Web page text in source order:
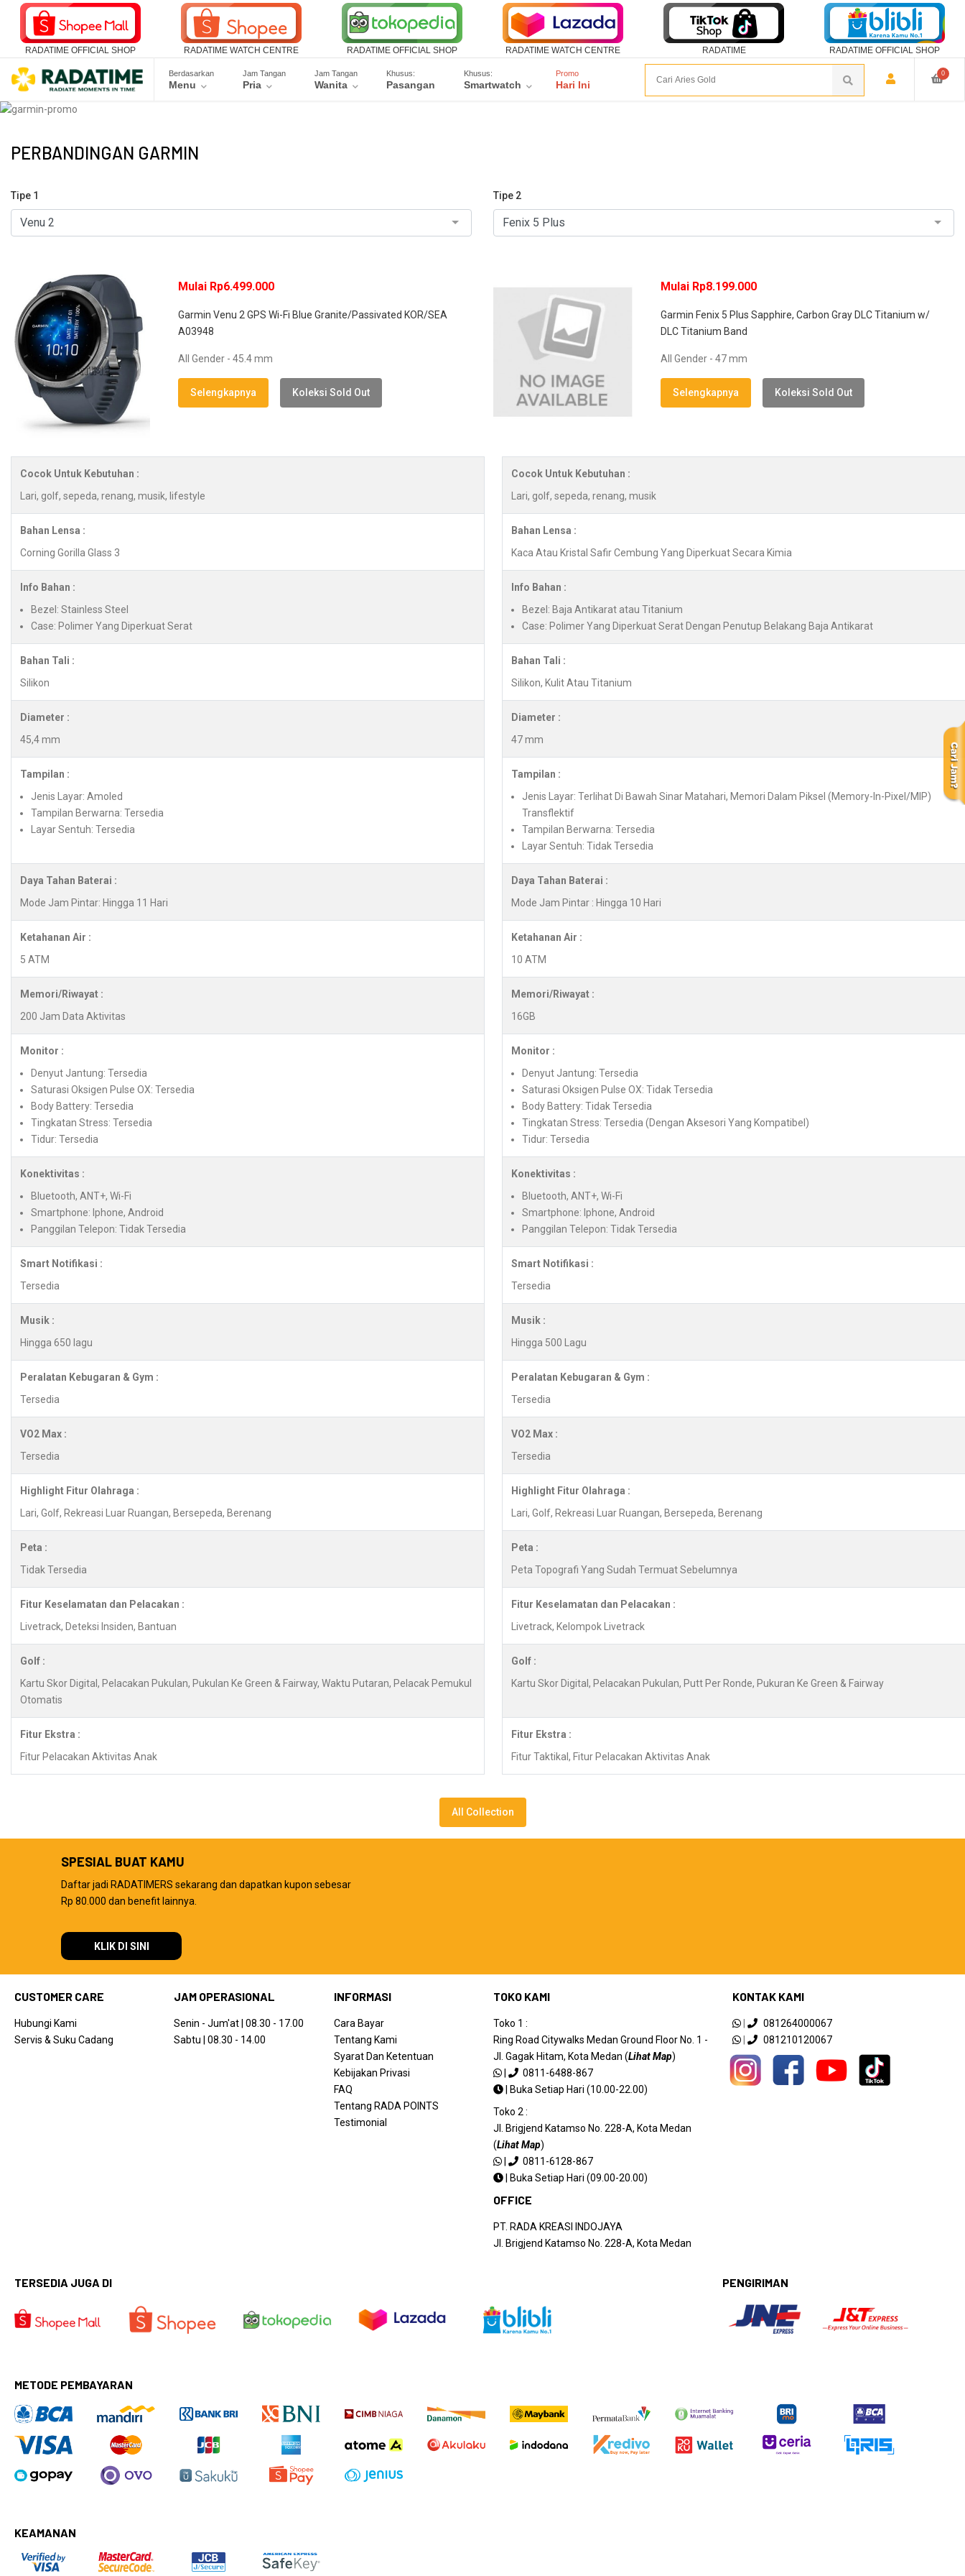
RADATIME OFFICIAL SHOP RADATIME WATCH CENTRE RADATIME OFFICIAL SHOP RADATIME WATCH CENTRE RADATIME RADATIME OFFICIAL SHOP
Berdasarkan
Menu
Jam Tangan
Pria
Jam Tangan
Wanita
Khusus:
Pasangan
Khusus:
Smartwatch
Promo
Hari Ini
0
PERBANDINGAN GARMIN
Tipe 1 Tipe 2
Mulai Rp6.499.000
Garmin Venu 2 GPS Wi-Fi Blue Granite/Passivated KOR/SEA
A03948
All Gender - 45.4 mm
Selengkapnya Koleksi Sold Out
Mulai Rp8.199.000
Garmin Fenix 5 Plus Sapphire, Carbon Gray DLC Titanium w/
DLC Titanium Band
All Gender - 47 mm
Selengkapnya Koleksi Sold Out
Cocok Untuk Kebutuhan :
Lari, golf, sepeda, renang, musik, lifestyle
Cocok Untuk Kebutuhan :
Lari, golf, sepeda, renang, musik
Bahan Lensa :
Corning Gorilla Glass 3
Bahan Lensa :
Kaca Atau Kristal Safir Cembung Yang Diperkuat Secara Kimia
Info Bahan :
Bezel: Stainless Steel
Case: Polimer Yang Diperkuat Serat
Info Bahan :
Bezel: Baja Antikarat atau Titanium
Case: Polimer Yang Diperkuat Serat Dengan Penutup Belakang Baja Antikarat
Bahan Tali :
Silikon
Bahan Tali :
Silikon, Kulit Atau Titanium
Diameter :
45,4 mm
Diameter :
47 mm
Tampilan :
Jenis Layar: Amoled
Tampilan Berwarna: Tersedia
Layar Sentuh: Tersedia
Tampilan :
Jenis Layar: Terlihat Di Bawah Sinar Matahari, Memori Dalam Piksel (Memory-In-Pixel/MIP)
Transflektif
Tampilan Berwarna: Tersedia
Layar Sentuh: Tidak Tersedia
Daya Tahan Baterai :
Mode Jam Pintar: Hingga 11 Hari
Daya Tahan Baterai :
Mode Jam Pintar : Hingga 10 Hari
Ketahanan Air :
5 ATM
Ketahanan Air :
10 ATM
Memori/Riwayat :
200 Jam Data Aktivitas
Memori/Riwayat :
16GB
Monitor :
Denyut Jantung: Tersedia
Saturasi Oksigen Pulse OX: Tersedia
Body Battery: Tersedia
Tingkatan Stress: Tersedia
Tidur: Tersedia
Monitor :
Denyut Jantung: Tersedia
Saturasi Oksigen Pulse OX: Tidak Tersedia
Body Battery: Tidak Tersedia
Tingkatan Stress: Tersedia (Dengan Aksesori Yang Kompatibel)
Tidur: Tersedia
Konektivitas :
Bluetooth, ANT+, Wi-Fi
Smartphone: Iphone, Android
Panggilan Telepon: Tidak Tersedia
Konektivitas :
Bluetooth, ANT+, Wi-Fi
Smartphone: Iphone, Android
Panggilan Telepon: Tidak Tersedia
Smart Notifikasi :
Tersedia
Smart Notifikasi :
Tersedia
Musik :
Hingga 650 lagu
Musik :
Hingga 500 Lagu
Peralatan Kebugaran & Gym :
Tersedia
Peralatan Kebugaran & Gym :
Tersedia
VO2 Max :
Tersedia
VO2 Max :
Tersedia
Highlight Fitur Olahraga :
Lari, Golf, Rekreasi Luar Ruangan, Bersepeda, Berenang
Highlight Fitur Olahraga :
Lari, Golf, Rekreasi Luar Ruangan, Bersepeda, Berenang
Peta :
Tidak Tersedia
Peta :
Peta Topografi Yang Sudah Termuat Sebelumnya
Fitur Keselamatan dan Pelacakan :
Livetrack, Deteksi Insiden, Bantuan
Fitur Keselamatan dan Pelacakan :
Livetrack, Kelompok Livetrack
Golf :
Kartu Skor Digital, Pelacakan Pukulan, Pukulan Ke Green & Fairway, Waktu Putaran, Pelacak Pemukul
Otomatis
Golf :
Kartu Skor Digital, Pelacakan Pukulan, Putt Per Ronde, Pukuran Ke Green & Fairway
Fitur Ekstra :
Fitur Pelacakan Aktivitas Anak
Fitur Ekstra :
Fitur Taktikal, Fitur Pelacakan Aktivitas Anak
All Collection
SPESIAL BUAT KAMU
Daftar jadi RADATIMERS sekarang dan dapatkan kupon sebesar
Rp 80.000 dan benefit lainnya.
KLIK DI SINI
CUSTOMER CARE
Hubungi Kami
Servis & Suku Cadang
JAM OPERASIONAL
Senin - Jum'at | 08.30 - 17.00
Sabtu | 08.30 - 14.00
INFORMASI
Cara Bayar
Tentang Kami
Syarat Dan Ketentuan
Kebijakan Privasi
FAQ
Tentang RADA POINTS
Testimonial
TOKO KAMI
Toko 1 :
Ring Road Citywalks Medan Ground Floor No. 1 -
Jl. Gagak Hitam, Kota Medan (Lihat Map)
|
0811-6488-867
|
Buka Setiap Hari (10.00-22.00)
Toko 2 :
Jl. Brigjend Katamso No. 228-A, Kota Medan
(Lihat Map)
|
0811-6128-867
|
Buka Setiap Hari (09.00-20.00)
OFFICE
PT. RADA KREASI INDOJAYA
Jl. Brigjend Katamso No. 228-A, Kota Medan
KONTAK KAMI
|
081264000067
|
081210120067
TERSEDIA JUGA DI PENGIRIMAN
METODE PEMBAYARAN
KEAMANAN